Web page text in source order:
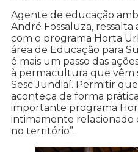
Agente de educação
André Fossaluza,
com o programa Horta
área de Educação para
é mais um passo das
à permacultura que vêm
Sesc Jundiaí. Permitir
aconteça de forma
importante programa
intimamente relacionado
no território”.